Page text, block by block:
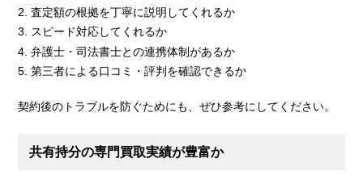
査定額の根拠を丁寧に説明してくれるか
スピード対応してくれるか
弁護士・司法書士との連携体制があるか
第三者による口コミ・評判を確認できるか
契約後のトラブルを防ぐためにも、ぜひ参考にしてください。
共有持分の専門買取実績が豊富か